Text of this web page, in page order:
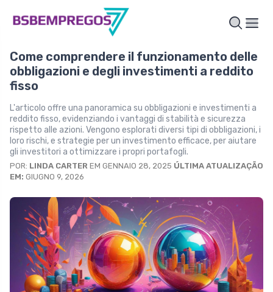
Come comprendere il funzionamento delle
obbligazioni e degli investimenti a reddito
fisso
L'articolo offre una panoramica su obbligazioni e investimenti a
reddito fisso, evidenziando i vantaggi di stabilità e sicurezza
rispetto alle azioni. Vengono esplorati diversi tipi di obbligazioni, i
loro rischi, e strategie per un investimento efficace, per aiutare
gli investitori a ottimizzare i propri portafogli.
POR: LINDA CARTER EM GENNAIO 28, 2025 ÚLTIMA ATUALIZAÇÃO
EM: GIUGNO 9, 2026